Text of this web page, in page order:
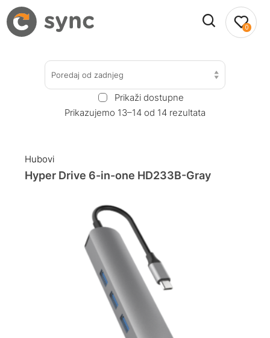
0
Poredaj od zadnjeg
Prikaži dostupne
Prikazujemo 13–14 od 14 rezultata
Hubovi
Hyper Drive 6-in-one HD233B-Gray